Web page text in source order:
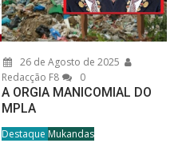
26 de Agosto de 2025
Redacção F8
0
A ORGIA MANICOMIAL DO
MPLA
Destaque Mukandas